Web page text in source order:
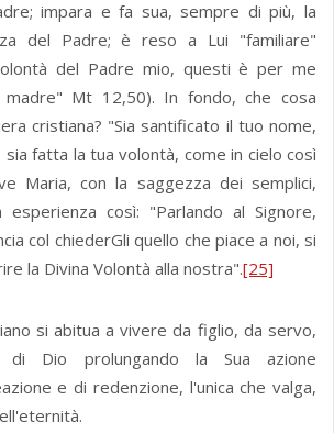
impara e fa sua, sempre di più, la
del Padre; è reso a Lui "familiare"
del Padre mio, questi è per me
Mt 12,50). In fondo, che cosa
cristiana? "Sia santificato il tuo nome,
fatta la tua volontà, come in cielo così
Maria, con la saggezza dei semplici,
esperienza così: "Parlando al Signore,
col chiederGli quello che piace a noi, si
la Divina Volontà alla nostra".[25]
si abitua a vivere da figlio, da servo,
di Dio prolungando la Sua azione
e di redenzione, l'unica che valga,